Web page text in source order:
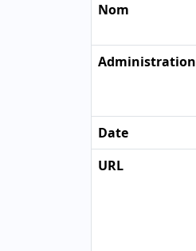
Nom
Administration
Date
URL